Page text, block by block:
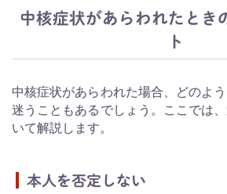
中核症状があらわれたとき
ト
中核症状があらわれた場合、どのよ
迷うこともあるでしょう。ここでは
いて解説します。
本人を否定しない